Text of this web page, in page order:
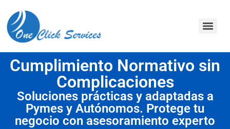
Cumplimiento Normativo sin
Complicaciones
Soluciones prácticas y adaptadas a
Pymes y Autónomos. Protege tu
negocio con asesoramiento experto